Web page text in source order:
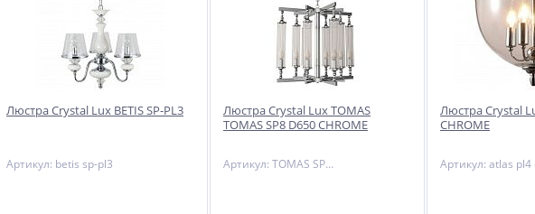
Люстра Crystal Lux BETIS SP-PL3
Артикул: betis sp-pl3
Люстра Crystal Lux TOMAS
TOMAS SP8 D650 CHROME
Артикул: TOMAS SP8 D650 CHROME
Люстра Crystal
CHROME